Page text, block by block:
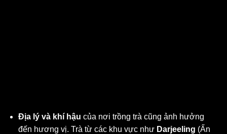
Địa lý và khí hậu của nơi trồng trà cũng ảnh hưởng
đến hương vị. Trà từ các khu vực như Darjeeling (Ấn